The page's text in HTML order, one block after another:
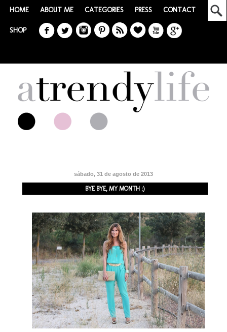
HOME ABOUT ME CATEGORIES PRESS CONTACT
SHOP
sábado, 31 de agosto de 2013
BYE BYE, MY MONTH ;)